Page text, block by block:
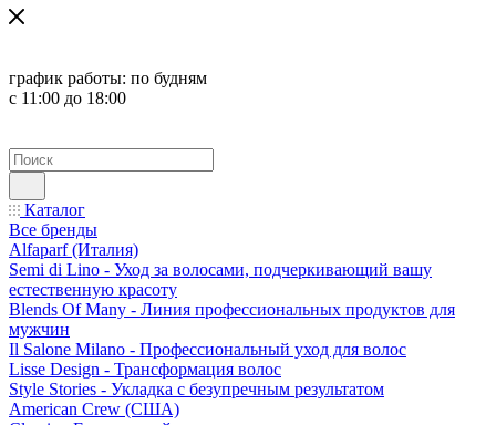
график работы: по будням
с 11:00 до 18:00
Каталог
Все бренды
Alfaparf (Италия)
Semi di Lino - Уход за волосами, подчеркивающий вашу
естественную красоту
Blends Of Many - Линия профессиональных продуктов для
мужчин
Il Salone Milano - Профессиональный уход для волос
Lisse Design - Трансформация волос
Style Stories - Укладка с безупречным результатом
American Crew (США)